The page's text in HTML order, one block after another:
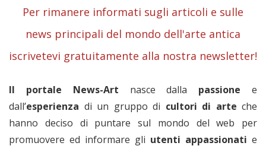
Per rimanere informati sugli articoli e sulle
news principali del mondo dell'arte antica
iscrivetevi gratuitamente alla nostra newsletter!
Il portale News-Art nasce dalla passionee
dall’esperienza di un gruppo di cultori di arte che
hanno deciso di puntare sul mondo del web per
promuovere ed informare gli utenti appassionati e